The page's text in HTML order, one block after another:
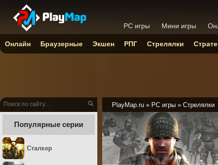
PlayMap.ru » PC игры » Стрелялки
Популярные серии
Сталкер
PC игры Мини игры
Онлайн Браузерные Экшен РПГ Стрелялки